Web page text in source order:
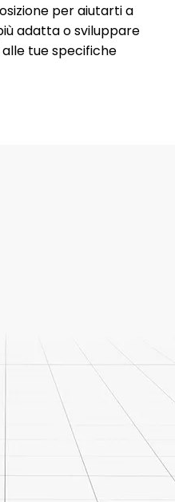
per aiutarti a
adatta o sviluppare
tue specifiche